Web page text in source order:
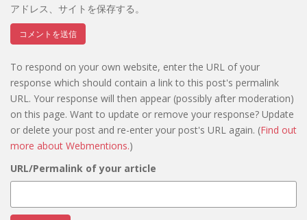
アドレス、サイトを保存する。
To respond on your own website, enter the URL of your
response which should contain a link to this post's permalink
URL. Your response will then appear (possibly after moderation)
on this page. Want to update or remove your response? Update
or delete your post and re-enter your post's URL again. (Find out
more about Webmentions.)
URL/Permalink of your article